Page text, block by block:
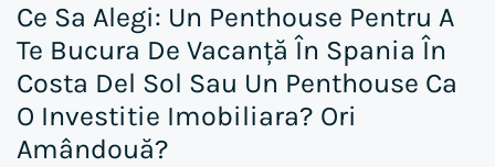
Ce Sa Alegi: Un Penthouse Pentru A
Te Bucura De Vacanță În Spania În
Costa Del Sol Sau Un Penthouse Ca
O Investitie Imobiliara? Ori
Amândouă?